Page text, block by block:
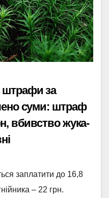
штрафи за
суми: штраф
вбивство жука-
заплатити до 16,8
– 22 грн.